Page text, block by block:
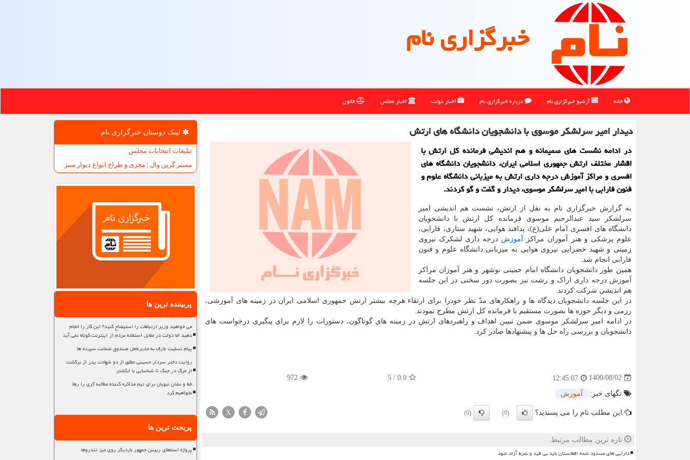
خبرگزاری نام
خانه آرشیو خبرگزاری نام درباره خبرگزاری نام اخبار دولت اخبار مجلس قانون
دیدار امیر سرلشکر موسوی با دانشجویان دانشگاه های ارتش
در ادامه نشست های صمیمانه و هم اندیشی فرمانده کل ارتش با
اقشار مختلف ارتش جمهوری اسلامی ایران، دانشجویان دانشگاه های
افسری و مراکز آموزش درجه داری ارتش به میزبانی دانشگاه علوم و
فنون فارابی با امیر سرلشکر موسوی، دیدار و گفت و گو کردند.
به گزارش خبرگزاری نام به نقل از ارتش، نشست هم اندیشی امیر
سرلشکر سید عبدالرحیم موسوی فرمانده کل ارتش با دانشجویان
دانشگاه های افسری امام علی(ع)، پدافند هوایی، شهید ستاری، فارابی،
علوم پزشکی و هنر آموزان مراکز
آموزش درجه داری لشکرک نیروی
زمینی و شهید خضرایی نیروی هوایی به میزبانی دانشگاه علوم و فنون
فارابی انجام شد.
همین طور دانشجویان دانشگاه امام خمینی نوشهر و هنر آموزان مراکز
آموزش درجه داری اراک و رشت نیز بصورت دور سخنی در این جلسه
هم اندیشی شرکت کردند.
در این جلسه دانشجویان دیدگاه ها و راهکارهای مدّ نظر خودرا برای ارتقاء هرچه بیشتر ارتش جمهوری اسلامی ایران در زمینه های آموزشی،
رزمی و دیگر حوزه ها بصورت مستقیم با فرمانده کل ارتش مطرح نمودند.
در ادامه امیر سرلشکر موسوی ضمن تبیین اهداف و راهبردهای ارتش در زمینه های گوناگون، دستورات را لازم برای پیگیری درخواست های
دانشجویان و بررسی راه حل ها و پیشنهادها صادر کرد.
1400/08/02
12:45:07
0.0
/
5
972
تگهای خبر: آموزش
این مطلب نام را می پسندید؟ (0)
(0)
X
تازه ترین مطالب مرتبط
دارایی های مسدود شده افغانستان باید بی قید و شرط آزاد شود
لینک دوستان خبرگزاری نام
تبلیغات انتخابات مجلس
مستر گرین وال | مجری و طراح انواع دیوار سبز
پربیننده ترین ها
می خواهید وزیر ارتباطات را استیضاح کنید؟ این کار را انجام
دهید اما دولت در مقابل استفاده مردم از اینترنت کوتاه نمی آید
پیام تسلیت عارف به مدیرعامل صندوق ضمانت سپرده ها
روایت دختر سردار حسینی مطلق از دو شهادت پدر از برگشت
از مرگ در جنگ تا شناسایی با انگشتر
خط و نشان نبویان برای تیم مذاکره کننده مطالبه گری را رها
نخواهیم کرد
پربحث ترین ها
پروژه استعفای رییس جمهور باردیگر روی میز تندروها